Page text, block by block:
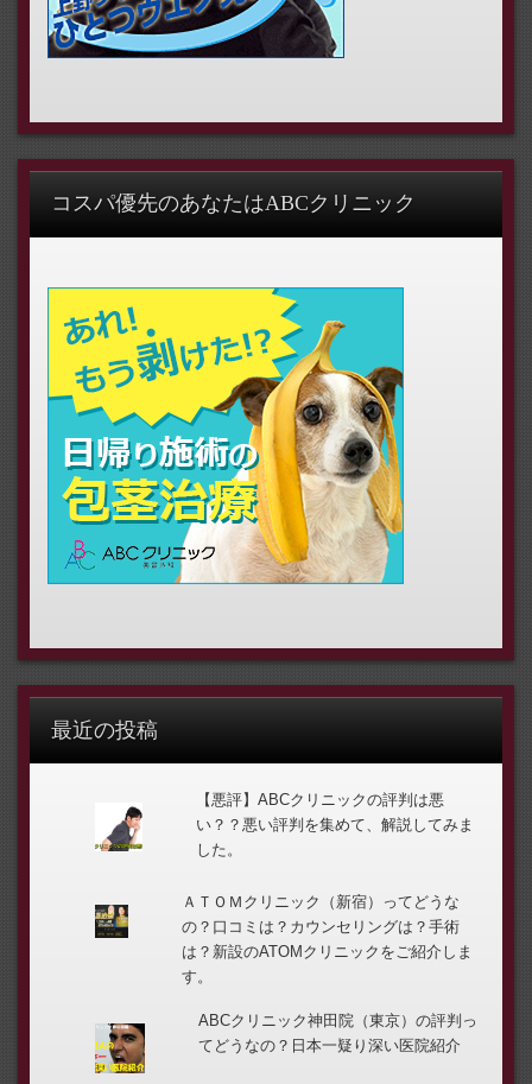
コスパ優先のあなたはABCクリニック
最近の投稿
【悪評】ABCクリニックの評判は悪
い？？悪い評判を集めて、解説してみま
した。
ＡＴＯＭクリニック（新宿）ってどうな
の？口コミは？カウンセリングは？手術
は？新設のATOMクリニックをご紹介しま
す。
ABCクリニック神田院（東京）の評判っ
てどうなの？日本一疑り深い医院紹介